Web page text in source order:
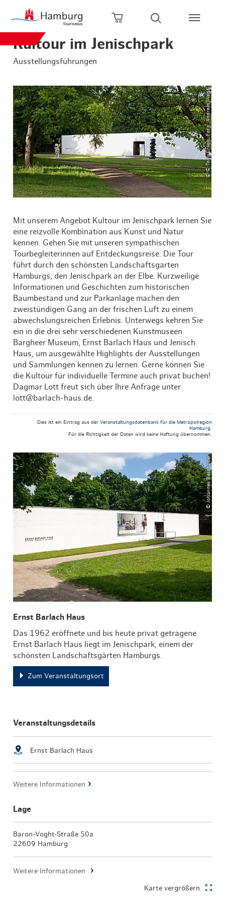
Zum Hauptinhalt springen
Zur Hauptnavigation springen
Zur Volltextsuche springen
Zum Footer springen
Warenkorb öffnen
Suche öffnen
Kultour im Jenischpark
Ausstellungsführungen
© © Tony Cragg, Foto: Andreas Weiss
Mit unserem Angebot Kultour im Jenischpark lernen Sie
eine reizvolle Kombination aus Kunst und Natur
kennen. Gehen Sie mit unseren sympathischen
Tourbegleiterinnen auf Entdeckungsreise. Die Tour
führt durch den schönsten Landschaftsgarten
Hamburgs, den Jenischpark an der Elbe. Kurzweilige
Informationen und Geschichten zum historischen
Baumbestand und zur Parkanlage machen den
zweistündigen Gang an der frischen Luft zu einem
abwechslungsreichen Erlebnis. Unterwegs kehren Sie
ein in die drei sehr verschiedenen Kunstmuseen
Bargheer Museum, Ernst Barlach Haus und Jenisch
Haus, um ausgewählte Highlights der Ausstellungen
und Sammlungen kennen zu lernen. Gerne können Sie
die Kultour für individuelle Termine auch privat buchen!
Dagmar Lott freut sich über Ihre Anfrage unter
lott@barlach-haus.de.
Dies ist ein Eintrag aus der Veranstaltungsdatenbank für die Metropolregion
Hamburg.
Für die Richtigkeit der Daten wird keine Haftung übernommen.
© Johannes Beschoner
Ernst Barlach Haus
Das 1962 eröffnete und bis heute privat getragene
Ernst Barlach Haus liegt im Jenischpark, einem der
schönsten Landschaftsgärten Hamburgs.
Zum Veranstaltungsort
Veranstaltungsdetails
Ernst Barlach Haus
Weitere Informationen
Lage
Baron-Voght-Straße 50a
22609 Hamburg
Weitere Informationen
Karte vergrößern